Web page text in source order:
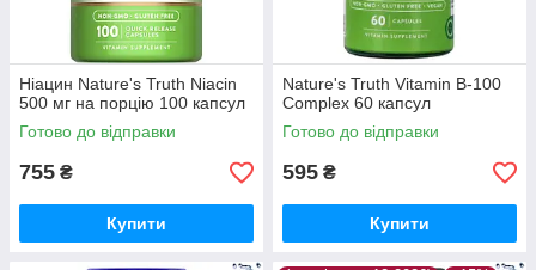
Ніацин Nature's Truth Niacin
500 мг на порцію 100 капсул
Готово до відправки
755 ₴
Купити
Nature's Truth Vitamin B-100
Complex 60 капсул
Готово до відправки
595 ₴
Купити